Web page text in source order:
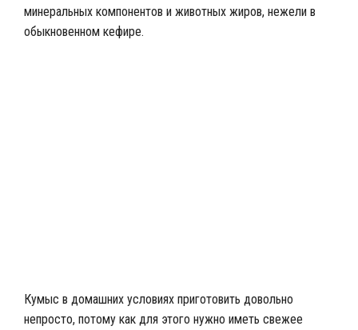
минеральных компонентов и животных жиров, нежели в
обыкновенном кефире.
Кумыс в домашних условиях приготовить довольно
непросто, потому как для этого нужно иметь свежее